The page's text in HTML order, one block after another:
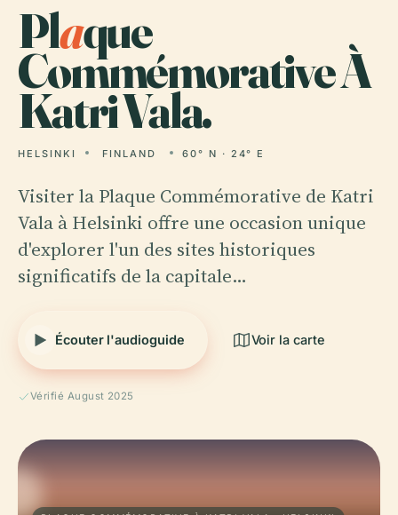
Plaque
Commémorative À
Katri Vala.
HELSINKI FINLAND 60° N · 24° E
Visiter la Plaque Commémorative de Katri
Vala à Helsinki offre une occasion unique
d'explorer l'un des sites historiques
significatifs de la capitale…
Écouter l'audioguide Voir la carte
Vérifié August 2025